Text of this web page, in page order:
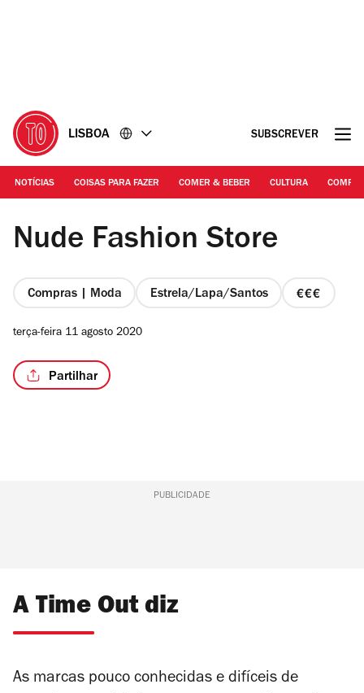
LISBOA SUBSCREVER
NOTÍCIAS COISAS PARA FAZER COMER & BEBER CULTURA
Nude Fashion Store
Nude Fashion Store
Compras | Moda Estrela/Lapa/Santos
preço
terça-feira 11 agosto 2020
Partilhar
PUBLICIDADE
A Time Out diz
As marcas pouco conhecidas e difíceis de